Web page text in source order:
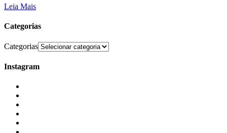
Leia Mais
Categorias
Categorias
Instagram